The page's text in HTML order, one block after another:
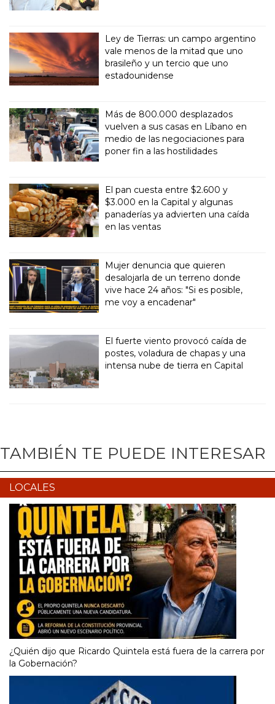
Ley de Tierras: un campo argentino
vale menos de la mitad que uno
brasileño y un tercio que uno
estadounidense
Más de 800.000 desplazados
vuelven a sus casas en Líbano en
medio de las negociaciones para
poner fin a las hostilidades
El pan cuesta entre $2.600 y
$3.000 en la Capital y algunas
panaderías ya advierten una caída
en las ventas
Mujer denuncia que quieren
desalojarla de un terreno donde
vive hace 24 años: "Si es posible,
me voy a encadenar"
El fuerte viento provocó caída de
postes, voladura de chapas y una
intensa nube de tierra en Capital
TAMBIÉN TE PUEDE INTERESAR
LOCALES
¿Quién dijo que Ricardo Quintela está fuera de la carrera por
la Gobernación?